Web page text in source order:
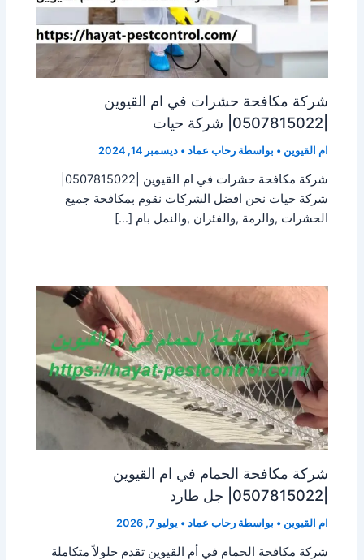
شركة مكافحة حشرات في ام القيوين
ام القيوين • بواسطة رحاب عماد•ديسمبر 14, 2024
شركة حيات نحن افضل الشركات نقوم بمكافحة جميع
الحشرات ,والرمة ,والفئران ,والنمل بام […]
شركة مكافحة الحمام في ام القيوين
ام القيوين • بواسطة رحاب عماد• يوليو 7, 2026
شركة مكافحة الحمام في أم القيوين تقدم حلولاً متكاملة